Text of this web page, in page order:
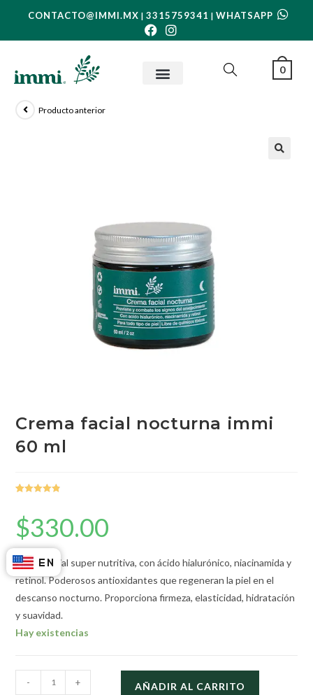
CONTACTO@IMMI.MX | 3315759341 | WHATSAPP
0
Producto anterior
Crema facial nocturna immi
60 ml
con
5 en base a
valoracione
s de
clientes
$330.00
Crema facial super nutritiva, con ácido hialurónico, niacinamida y
retinol. Poderosos antioxidantes que regeneran la piel en el
descanso nocturno. Proporciona firmeza, elasticidad, hidratación
y suavidad.
Hay existencias
- + AÑADIR AL CARRITO